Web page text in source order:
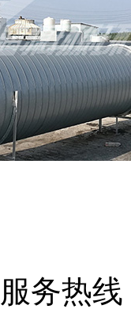
务热线